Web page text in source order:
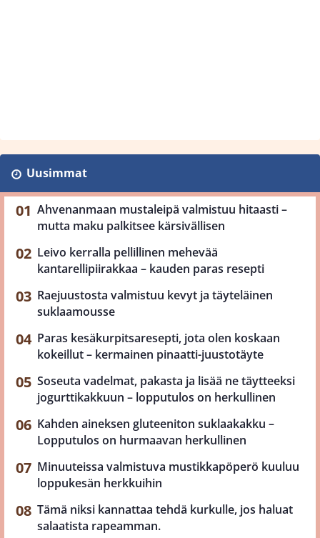
Uusimmat
Ahvenanmaan mustaleipä valmistuu hitaasti –
mutta maku palkitsee kärsivällisen
Leivo kerralla pellillinen mehevää
kantarellipiirakkaa – kauden paras resepti
Raejuustosta valmistuu kevyt ja täyteläinen
suklaamousse
Paras kesäkurpitsaresepti, jota olen koskaan
kokeillut – kermainen pinaatti-juustotäyte
Soseuta vadelmat, pakasta ja lisää ne täytteeksi
jogurttikakkuun – lopputulos on herkullinen
Kahden aineksen gluteeniton suklaakakku –
Lopputulos on hurmaavan herkullinen
Minuuteissa valmistuva mustikkapöperö kuuluu
loppukesän herkkuihin
Tämä niksi kannattaa tehdä kurkulle, jos haluat
salaatista rapeamman.